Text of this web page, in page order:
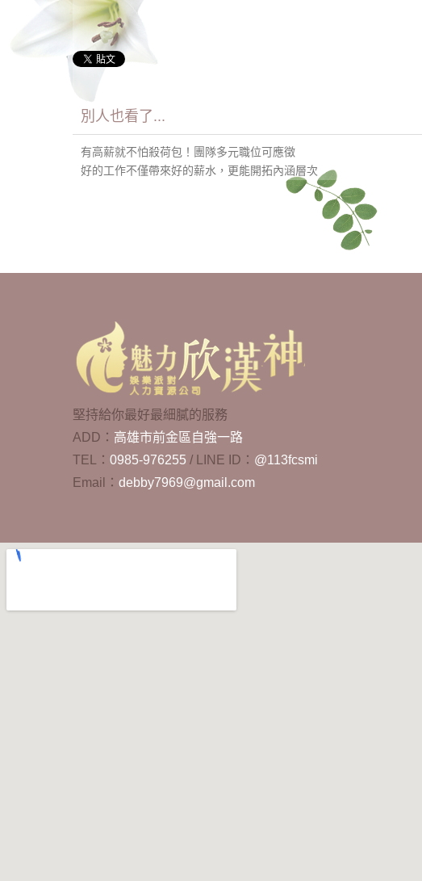
別人也看了...
有高薪就不怕殺荷包！團隊多元職位可應徵
好的工作不僅帶來好的薪水，更能開拓內涵層次
堅持給你最好最細膩的服務
ADD： 高雄市前金區自強一路
TEL： 0985-976255 / LINE ID： @113fcsmi
Email： debby7969@gmail.com